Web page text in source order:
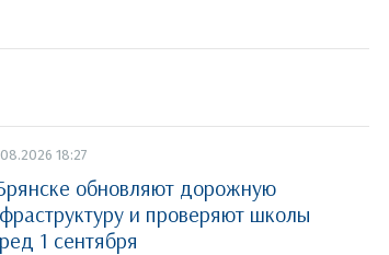
18:27
обновляют дорожную
и проверяют школы
1 сентября